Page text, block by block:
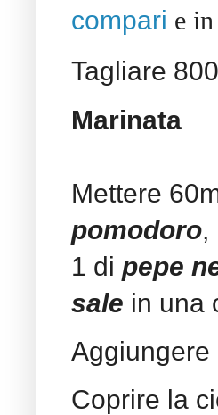
compari e
Tagliare
Marinata
Mettere
pomodoro,
1 di pepe
sale in una
Aggiungere
Coprire la